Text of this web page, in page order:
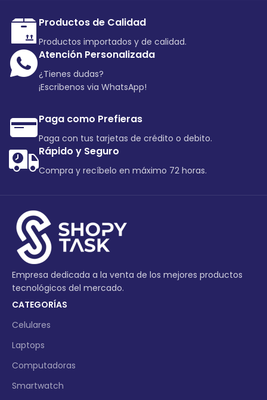
Productos de Calidad
Productos importados y de calidad.
Atención Personalizada
¿Tienes dudas?
¡Escribenos via WhatsApp!
Paga como Prefieras
Paga con tus tarjetas de crédito o debito.
Rápido y Seguro
Compra y recíbelo en máximo 72 horas.
Empresa dedicada a la venta de los mejores productos
tecnológicos del mercado.
CATEGORÍAS
Celulares
Laptops
Computadoras
Smartwatch